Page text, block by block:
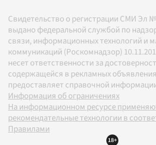
Свидетельство о регистрации СМИ Эл
выдано федеральной службой по
связи, информационных технологий и
коммуникаций (Роскомнадзор)
несет ответственности за
содержащейся в рекламных
предоставляет справочной
Информация об ограничениях
На информационном ресурсе
рекомендательные технологии в
Правилами
18+